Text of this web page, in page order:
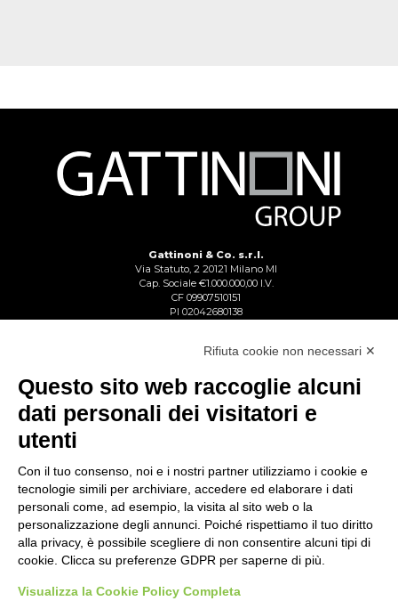
Gattinoni & Co. s.r.l.
Via Statuto, 2 20121 Milano MI
Cap. Sociale €1.000.000,00 I.V.
CF 09907510151
PI 02042680138
Rifiuta cookie non necessari ✕
Questo sito web raccoglie alcuni
dati personali dei visitatori e
utenti
Con il tuo consenso, noi e i nostri partner utilizziamo i cookie e
tecnologie simili per archiviare, accedere ed elaborare i dati
personali come, ad esempio, la visita al sito web o la
personalizzazione degli annunci. Poiché rispettiamo il tuo diritto
alla privacy, è possibile scegliere di non consentire alcuni tipi di
cookie. Clicca su preferenze GDPR per saperne di più.
Visualizza la Cookie Policy Completa